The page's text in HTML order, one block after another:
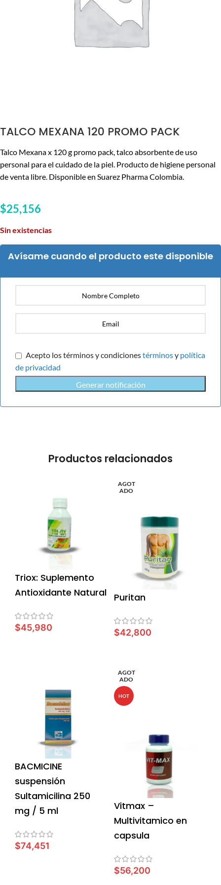
TALCO MEXANA 120 PROMO PACK
Talco Mexana x 120 g promo pack, talco absorbente de uso
personal para el cuidado de la piel. Producto de higiene personal
de venta libre. Disponible en Suarez Pharma Colombia.
$25,156
Sin existencias
Avísame cuando el producto este disponible
Acepto los términos y condicionestérminosy política
de privacidad
Generar notificación
Productos relacionados
Triox: Suplemento
Antioxidante Natural
$45,980
AGOT
ADO
Puritan
$42,800
BACMICINE
suspensión
Sultamicilina 250
mg / 5 ml
$74,451
AGOT
ADO
HOT
Vitmax –
Multivitamico en
capsula
$56,200